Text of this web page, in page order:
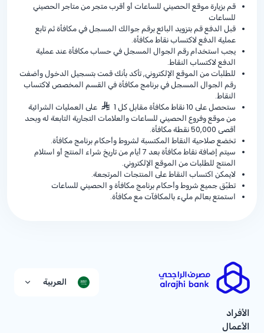
قم بزيارة موقع الحصيني للساعات أو أقرب متجر من متاجر الحصيني
للساعات
قبل الدفع قم بتزويد البائع برقم جوالك المسجل في مكافأة ثم تابع
عملية الدفع لاكتساب نقاط مكافأة.
يجب استخدام رقم الجوال المسجل في حساب مكافأة عند عملية
الدفع لاكتساب النقاط.
للطلبات من الموقع الإلكتروني, تأكد بأنك قمت بتسجيل الدخول وأضفت
رقم الجوال المسجل في برنامج مكافأة في القسم المخصص لاكتساب
النقاط.
ستحصل على 10 نقاط مكافأة مقابل كل 1
على العمليات الشرائية
من موقع وفروع الحصيني للساعات والعلامات التجارية التابعة له وبحد
أقصى 50,000 نقطة مكافأة.
تخضع صلاحية النقاط المكتسبة لشروط وأحكام برنامج مكافأة.
سيتم إضافة نقاط مكافأة بعد 7 أيام من تاريخ شراء المنتج أو استلام
المنتج للطلبات من الموقع الإلكتروني.
لايمكن اكتساب النقاط على المنتجات المرتجعة.
تطبّق جميع شروط وأحكام برنامج مكافأة و الحصيني للساعات
استمتع بعالم مليء بالمكافآت مع مكافأة.
العربية
الأفراد
الأعمال